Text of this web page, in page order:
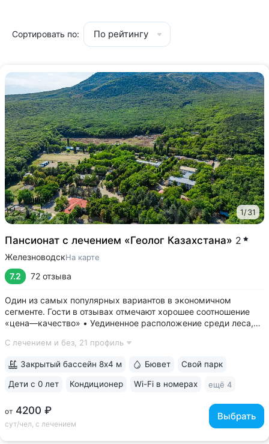
Сортировать по: По рейтингу
1/31
Пансионат с лечением «Геолог Казахстана» 2
ЖелезноводскНа карте
7.2 72 отзыва
Один из самых популярных вариантов в экономичном
сегменте. Гости в отзывах отмечают хорошее соотношение
«цена—качество» • Уединенное расположение среди леса,
заповедника 6 га с цветущими деревьями, беседками,
С лечением и без, 21 профиль
от 4200 ₽
сут/чел, с лечением
Выбрать
Закрытый бассейн 8х4 м Бювет Свой парк
Дети с 0 лет Кондиционер Wi-Fi в номерах ещё 4